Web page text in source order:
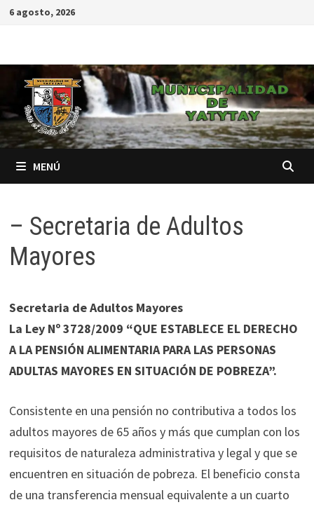
6 agosto, 2026
MENÚ
– Secretaria de Adultos
Mayores
Secretaria de Adultos Mayores
La Ley Nº 3728/2009 “QUE ESTABLECE EL DERECHO
A LA PENSIÓN ALIMENTARIA PARA LAS PERSONAS
ADULTAS MAYORES EN SITUACIÓN DE POBREZA”.
Consistente en una pensión no contributiva a todos los
adultos mayores de 65 años y más que cumplan con los
requisitos de naturaleza administrativa y legal y que se
encuentren en situación de pobreza. El beneficio consta
de una transferencia mensual equivalente a un cuarto